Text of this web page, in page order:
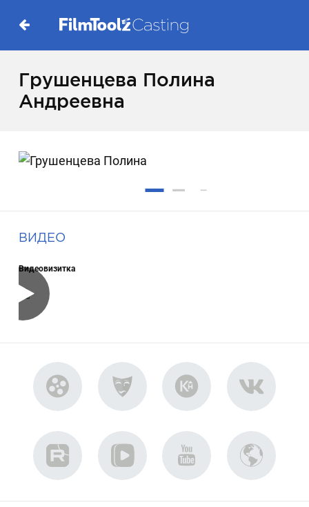
Грушенцева Полина
Андреевна
ВИДЕО
Видеовизитка